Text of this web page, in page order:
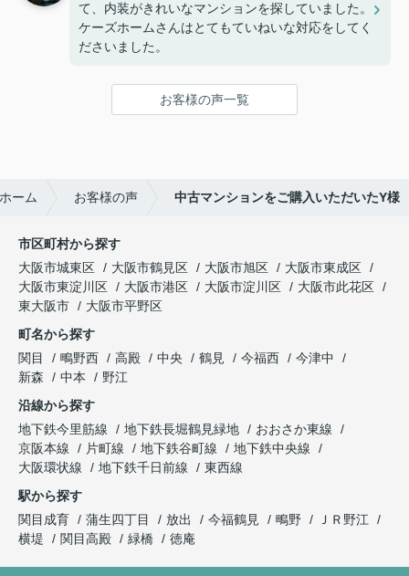
て、内装がきれいなマンションを探していました。
ケーズホームさんはとてもていねいな対応をしてく
ださいました。
お客様の声一覧
ーム お客様の声 中古マンションをご購入いただいたY様
市区町村から探す
大阪市城東区
大阪市鶴見区 大阪市旭区
大阪市東成区
大阪市東淀川区
大阪市港区 大阪市淀川区
大阪市此花区
東大阪市
大阪市平野区
町名から探す
関目
鴫野西 高殿 中央 鶴見 今福西
今津中
新森
中本
野江
沿線から探す
地下鉄今里筋線
地下鉄長堀鶴見緑地
おおさか東線
京阪本線
片町線 地下鉄谷町線
地下鉄中央線
大阪環状線
地下鉄千日前線
東西線
駅から探す
関目成育
蒲生四丁目 放出 今福鶴見 鴫野
ＪＲ野江
横堤
関目高殿 緑橋 徳庵